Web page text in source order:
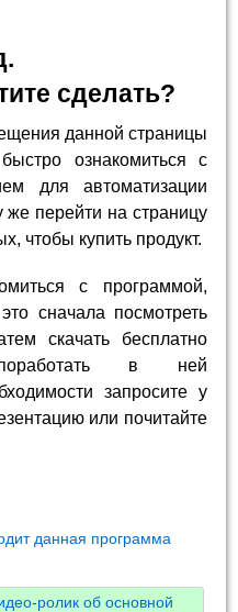
сделать?
данной страницы
ознакомиться с
для автоматизации
же перейти на страницу
чтобы купить продукт.
с программой,
сначала посмотреть
скачать бесплатно
в ней
запросите у
или почитайте
данная программа
ролик об основной